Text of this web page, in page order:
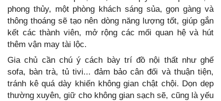
phong thủy, một phòng khách sáng sủa, gọn gàng và
thông thoáng sẽ tạo nên dòng năng lượng tốt, giúp gắn
kết các thành viên, mở rộng các mối quan hệ và hút
thêm vận may tài lộc.
Gia chủ cần chú ý cách bày trí đồ nội thất như ghế
sofa, bàn trà, tủ tivi... đảm bảo cân đối và thuận tiện,
tránh kê quá dày khiến không gian chật chội. Dọn dẹp
thường xuyên, giữ cho không gian sạch sẽ, cũng là yếu